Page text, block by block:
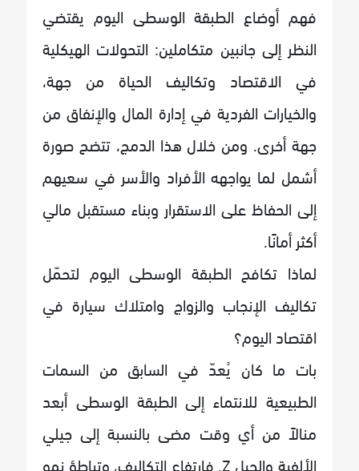
فهم أوضاع الطبقة الوسطى اليوم يقتضي
النظر إلى جانبين متكاملين: التحولات الهيكلية
في الاقتصاد وتكاليف الحياة من جهة،
والخيارات الفردية في إدارة المال والإنفاق من
جهة أخرى. ومن خلال هذا الدمج، تتضح صورة
أشمل لما يواجهه الأفراد والأسر في سعيهم
إلى الحفاظ على الاستقرار وبناء مستقبل مالي
أكثر أمانًا.
لماذا تكافح الطبقة الوسطى اليوم لتحمّل
تكاليف الإنجاب والزواج وامتلاك سيارة في
اقتصاد اليوم؟
بات ما كان يُعدّ في السابق من السمات
الطبيعية للانتماء إلى الطبقة الوسطى أبعد
منالاً من أي وقت مضى بالنسبة إلى جيلي
الألفية والجيل Z. فارتفاع التكاليف، وتباطؤ نمو